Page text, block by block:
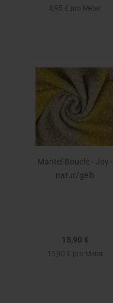
8,95 € pro Meter
Mantel Bouclé - Joy -
natur/gelb
15,90 €
15,90 € pro Meter